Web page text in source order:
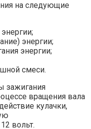
на следующие
энергии;
энергии;
смеси.
зажигания
вращения вала
кулачки,
вольт.